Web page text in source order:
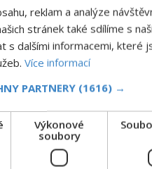
reklam a analýze
stránek také sdílíme s
s dalšími informacemi,
Více informací
PARTNERY (1616) →
Výkonové
soubory